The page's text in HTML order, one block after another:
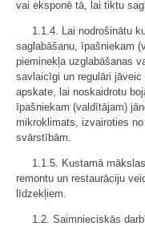
vai eksponē tā, lai tiktu
1.1.4. Lai nodrošinātu
saglabāšanu, īpašniekam
pieminekļa uzglabāšanas
savlaicīgi un regulāri
apskate, lai noskaidrotu
īpašniekam (valdītājam)
mikroklimats, izvairoties
svārstībām.
1.1.5. Kustamā
remontu un restaurāciju
līdzekļiem.
1.2. Saimnieciskās